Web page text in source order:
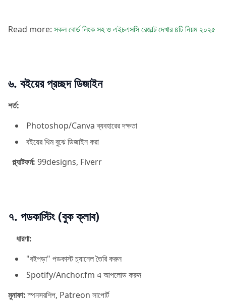
Read more: সকল বোর্ড লিংক সহ ও এইচএসসি রেজাল্ট দেখার ৪টি নিয়ম ২০২৫
৬. বইয়ের প্রচ্ছদ ডিজাইন
শর্ত:
Photoshop/Canva ব্যবহারের দক্ষতা
বইয়ের থিম বুঝে ডিজাইন করা
প্ল্যাটফর্ম: 99designs, Fiverr
৭. পডকাস্টিং (বুক ক্লাব)
ধারণা:
"বইপড়া" পডকাস্ট চ্যানেল তৈরি করুন
Spotify/Anchor.fm এ আপলোড করুন
মুনাফা:স্পনসরশিপ, Patreon সাপোর্ট